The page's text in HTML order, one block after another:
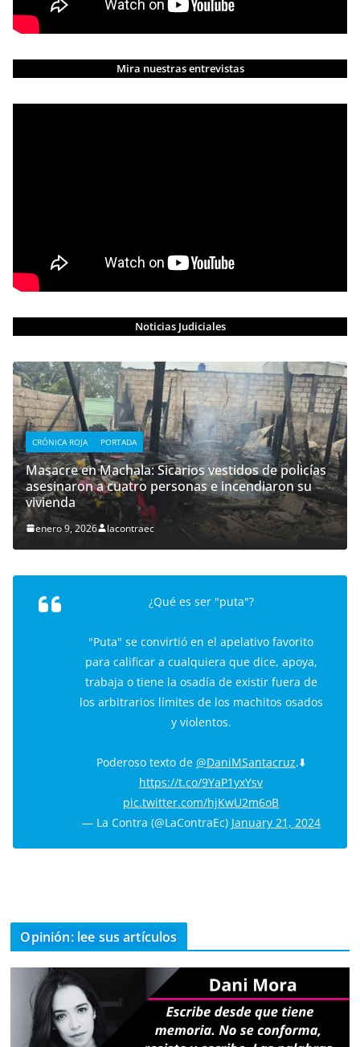
Mira nuestras entrevistas
Noticias Judiciales
CRÓNICA ROJA PORTADA
Masacre en Machala: Sicarios vestidos de policías
asesinaron a cuatro personas e incendiaron su
vivienda
enero 9, 2026 lacontraec
¿Qué es ser "puta"?
"Puta" se convirtió en el apelativo favorito
para calificar a cualquiera que dice, apoya,
trabaja o tiene la osadía de existir fuera de
los arbitrarios límites de los machitos osados
y violentos.
Poderoso texto de @DaniMSantacruz.⬇️
https://t.co/9YaP1yxYsv
pic.twitter.com/hjKwU2m6oB
— La Contra (@LaContraEc) January 21, 2024
Opinión: lee sus artículos